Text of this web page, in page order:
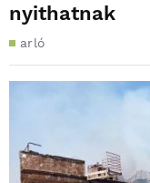
nyithatnak
arló